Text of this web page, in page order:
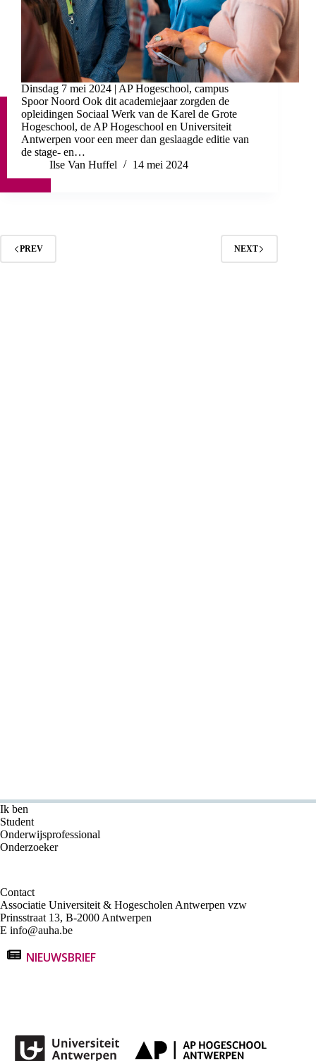
Dinsdag 7 mei 2024 | AP Hogeschool, campus
Spoor Noord Ook dit academiejaar zorgden de
opleidingen Sociaal Werk van de Karel de Grote
Hogeschool, de AP Hogeschool en Universiteit
Antwerpen voor een meer dan geslaagde editie van
de stage- en…
Ilse Van Huffel
14 mei 2024
PREV NEXT
Ik ben
Student
Onderwijsprofessional
Onderzoeker
Contact
Associatie Universiteit & Hogescholen Antwerpen vzw
Prinsstraat 13, B-2000 Antwerpen
E info@auha.be
NIEUWSBRIEF